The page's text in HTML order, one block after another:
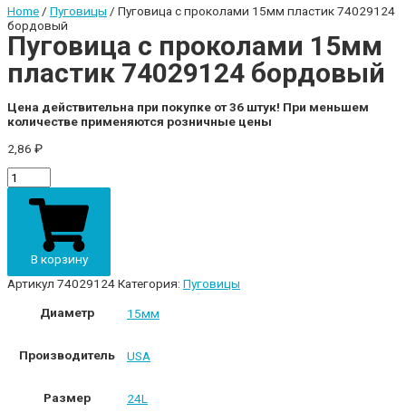
Home/ Пуговицы / Пуговица с проколами 15мм пластик 74029124
бордовый
Пуговица с проколами 15мм
пластик 74029124 бордовый
Цена действительна при покупке от 36 штук! При меньшем
количестве применяются розничные цены
2,86 ₽
Пуговица
с
проколами
пластик
74029124
бордовый
quantity
В корзину
Артикул 74029124Категория: Пуговицы
Диаметр
15мм
Производитель USA
Размер 24L